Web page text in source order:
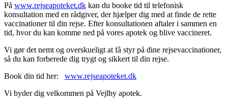
På www.rejseapoteket.dk kan du booke tid til telefonisk
konsultation med en rådgiver, der hjælper dig med at finde de rette
vaccinationer til din rejse. Efter konsultationen aftaler i sammen en
tid, hvor du kan komme ned på vores apotek og blive vaccineret.
Vi gør det nemt og overskueligt at få styr på dine rejsevaccinationer,
så du kan forberede dig trygt og sikkert til din rejse.
Book din tid her: www.rejseapoteket.dk
Vi byder dig velkommen på Vejlby apotek.